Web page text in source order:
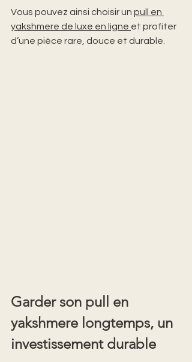
Vous pouvez ainsi choisir un pull en
yakshmere de luxe en ligne et profiter
d’une pièce rare, douce et durable.
Garder son pull en
yakshmere longtemps, un
investissement durable